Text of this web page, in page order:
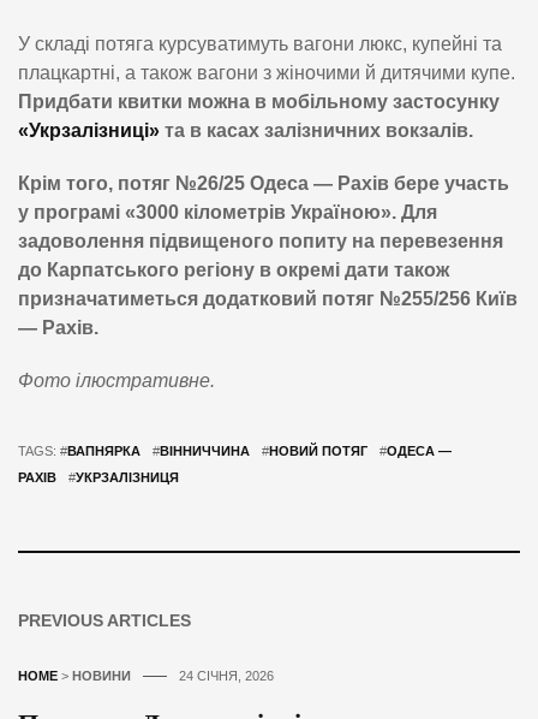
У складі потяга курсуватимуть вагони люкс, купейні та
плацкартні, а також вагони з жіночими й дитячими купе.
Придбати квитки можна в мобільному застосунку
«Укрзалізниці» та в касах залізничних вокзалів.
Крім того, потяг №26/25 Одеса — Рахів бере участь
у програмі «3000 кілометрів Україною». Для
задоволення підвищеного попиту на перевезення
до Карпатського регіону в окремі дати також
призначатиметься додатковий потяг №255/256 Київ
— Рахів.
Фото ілюстративне.
TAGS: #ВАПНЯРКА #ВІННИЧЧИНА #НОВИЙ ПОТЯГ #ОДЕСА —
РАХІВ
#УКРЗАЛІЗНИЦЯ
PREVIOUS ARTICLES
HOME > НОВИНИ 24 СІЧНЯ, 2026